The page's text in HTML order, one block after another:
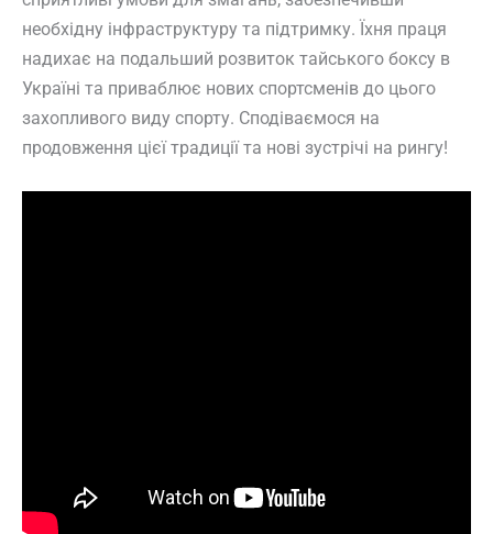
необхідну інфраструктуру та підтримку. Їхня праця
надихає на подальший розвиток тайського боксу в
Україні та приваблює нових спортсменів до цього
захопливого виду спорту. Сподіваємося на
продовження цієї традиції та нові зустрічі на рингу!